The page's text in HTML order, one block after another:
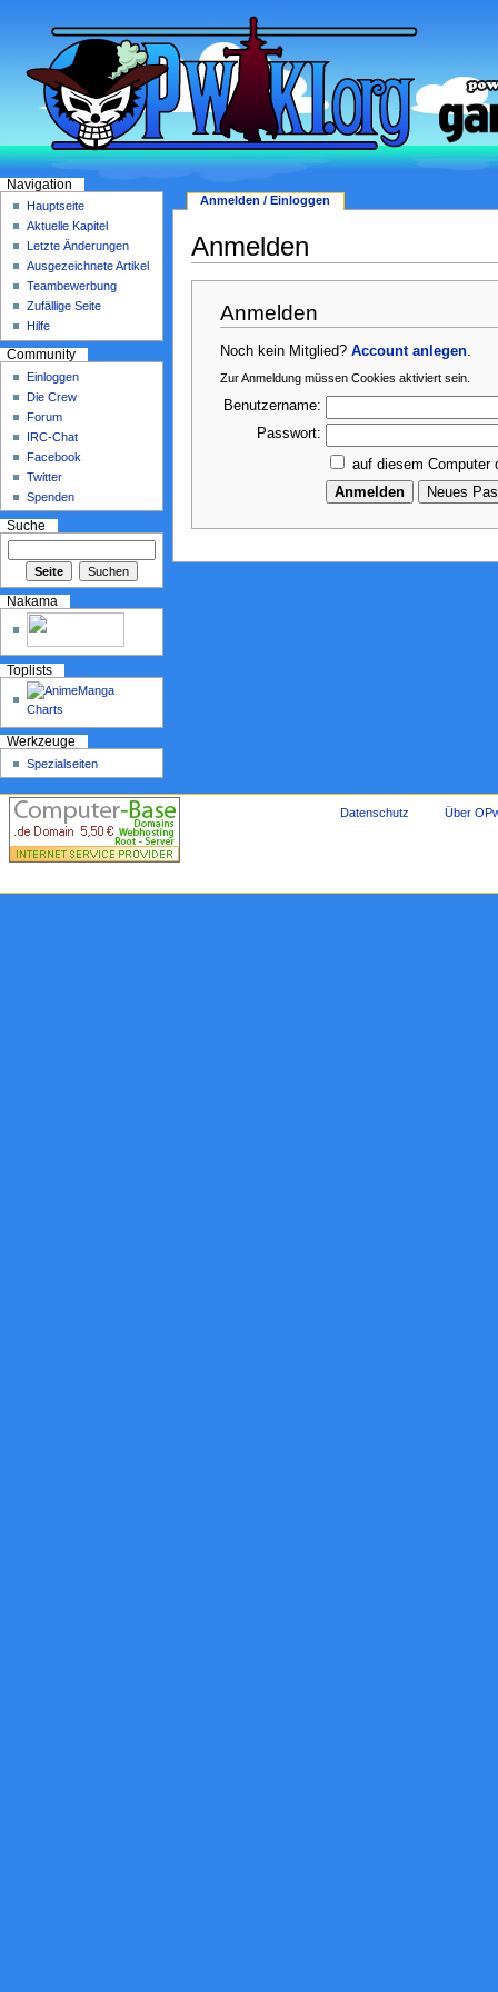
Anmelden
Anmelden
Noch kein Mitglied?Account anlegen
Zur Anmeldung müssen Cookies aktiviert sein.
Benutzername:
Passwort:
auf diesem Computer
Anmelden / Einloggen
Navigation
Hauptseite
Aktuelle Kapitel
Letzte Änderungen
Ausgezeichnete Artikel
Teambewerbung
Zufällige Seite
Hilfe
Community
Einloggen
Die Crew
Forum
IRC-Chat
Facebook
Twitter
Spenden
Suche
Nakama
Toplists
Werkzeuge
Spezialseiten
Datenschutz Über